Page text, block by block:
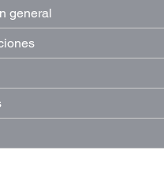
general